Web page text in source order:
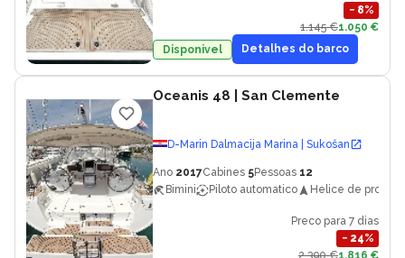
− 8%
1.145 €1.050 €
Disponivel
Detalhes do barco
Oceanis 48 | San Clemente
D-Marin Dalmacija Marina | Sukošan
Ano 2017Cabines 5Pessoas 12
Bimini
Piloto automatico Helice de proa
Preco para 7 dias
− 24%
2.390 €1.816 €